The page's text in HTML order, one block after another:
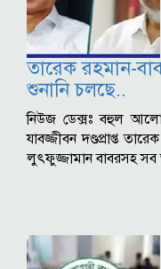
তারেক রহমান-
শুনানি চলছে..
নিউজ ডেক্সঃ বহুল
যাবজ্জীবন দণ্ডপ্রাপ্ত
লুৎফুজ্জামান বাবরসহ সব